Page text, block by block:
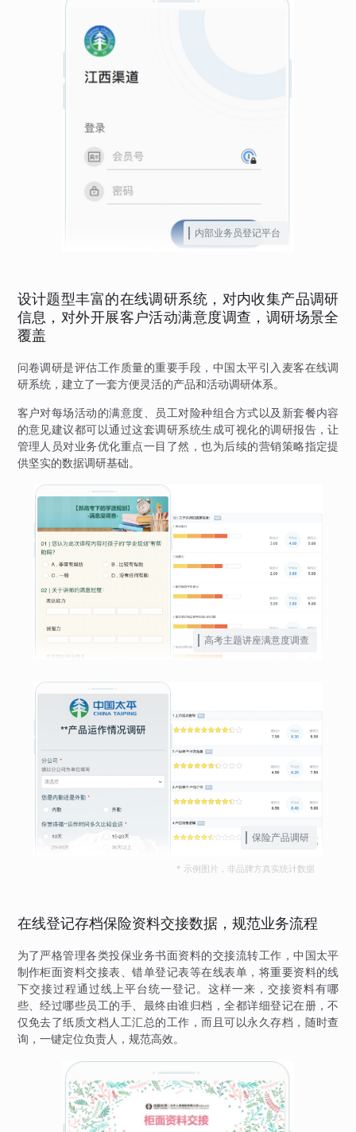
内部业务员登记平台
设计题型丰富的在线调研系统，对内收集产品调研
信息，对外开展客户活动满意度调查，调研场景全
覆盖
问卷调研是评估工作质量的重要手段，中国太平引入麦客在线调
研系统，建立了一套方便灵活的产品和活动调研体系。
客户对每场活动的满意度、员工对险种组合方式以及新套餐内容
的意见建议都可以通过这套调研系统生成可视化的调研报告，让
管理人员对业务优化重点一目了然，也为后续的营销策略指定提
供坚实的数据调研基础。
高考主题讲座满意度调查
保险产品调研
* 示例图片，非品牌方真实统计数据
在线登记存档保险资料交接数据，规范业务流程
为了严格管理各类投保业务书面资料的交接流转工作，中国太平
制作柜面资料交接表、错单登记表等在线表单，将重要资料的线
下交接过程通过线上平台统一登记。这样一来，交接资料有哪
些、经过哪些员工的手、最终由谁归档，全都详细登记在册，不
仅免去了纸质文档人工汇总的工作，而且可以永久存档，随时查
询，一键定位负责人，规范高效。